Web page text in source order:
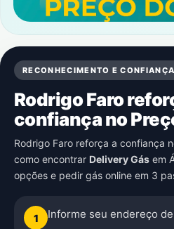
RECONHECIMENTO E CONFIANÇA
Rodrigo Faro
confiança no
Rodrigo Faro reforça a confiança
como encontrar Delivery Gás em
opções e pedir gás online em 3
1 Informe seu endereço